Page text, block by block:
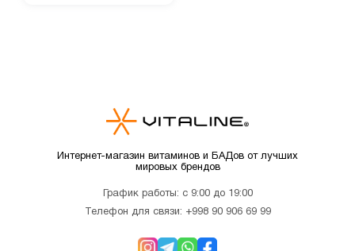
Интернет-магазин витаминов и БАДов от лучших
мировых брендов
График работы: с 9:00 до 19:00
Телефон для связи: +998 90 906 69 99